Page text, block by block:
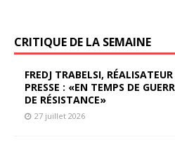
CRITIQUE DE LA SEMAINE
FREDJ TRABELSI,
PRESSE : «EN TEMPS DE
DE RÉSISTANCE»
27 juillet 2026